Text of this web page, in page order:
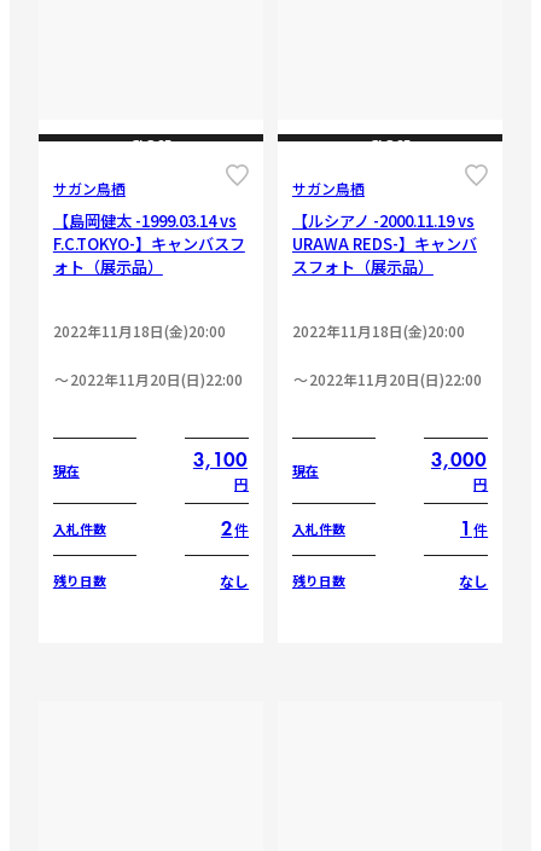
CLOSE
サガン鳥栖
【島岡健太 -1999.03.14 vs
F.C.TOKYO-】キャンバスフ
ォト（展示品）
2022年11月18日(金)20:00
2022年11月20日(日)22:00
現在 3,100
円
入札件数 2件
残り日数 なし
CLOSE
サガン鳥栖
【ルシアノ -2000.11.19 vs
URAWA REDS-】キャンバ
スフォト（展示品）
2022年11月18日(金)20:00
2022年11月20日(日)22:00
現在 3,000
円
入札件数 1 件
残り日数 なし